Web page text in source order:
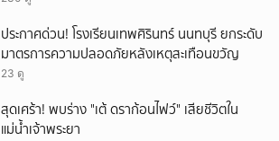
ประกาศด่วน! โรงเรียนเทพศิรินทร์ นนทบุรี ยกระดับ
มาตรการความปลอดภัยหลังเหตุสะเทือนขวัญ
23 ดู
สุดเศร้า! พบร่าง "เต้ ดราก้อนไฟว์" เสียชีวิตใน
แม่น้ำเจ้าพระยา